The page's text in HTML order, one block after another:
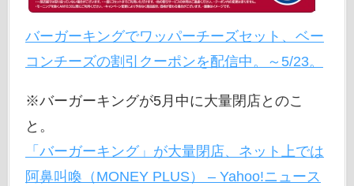
バーガーキングでワッパーチーズセット、ベー
コンチーズの割引クーポンを配信中。～5/23。
※バーガーキングが5月中に大量閉店とのこ
と。
「バーガーキング」が大量閉店、ネット上では
阿鼻叫喚（MONEY PLUS） – Yahoo!ニュース